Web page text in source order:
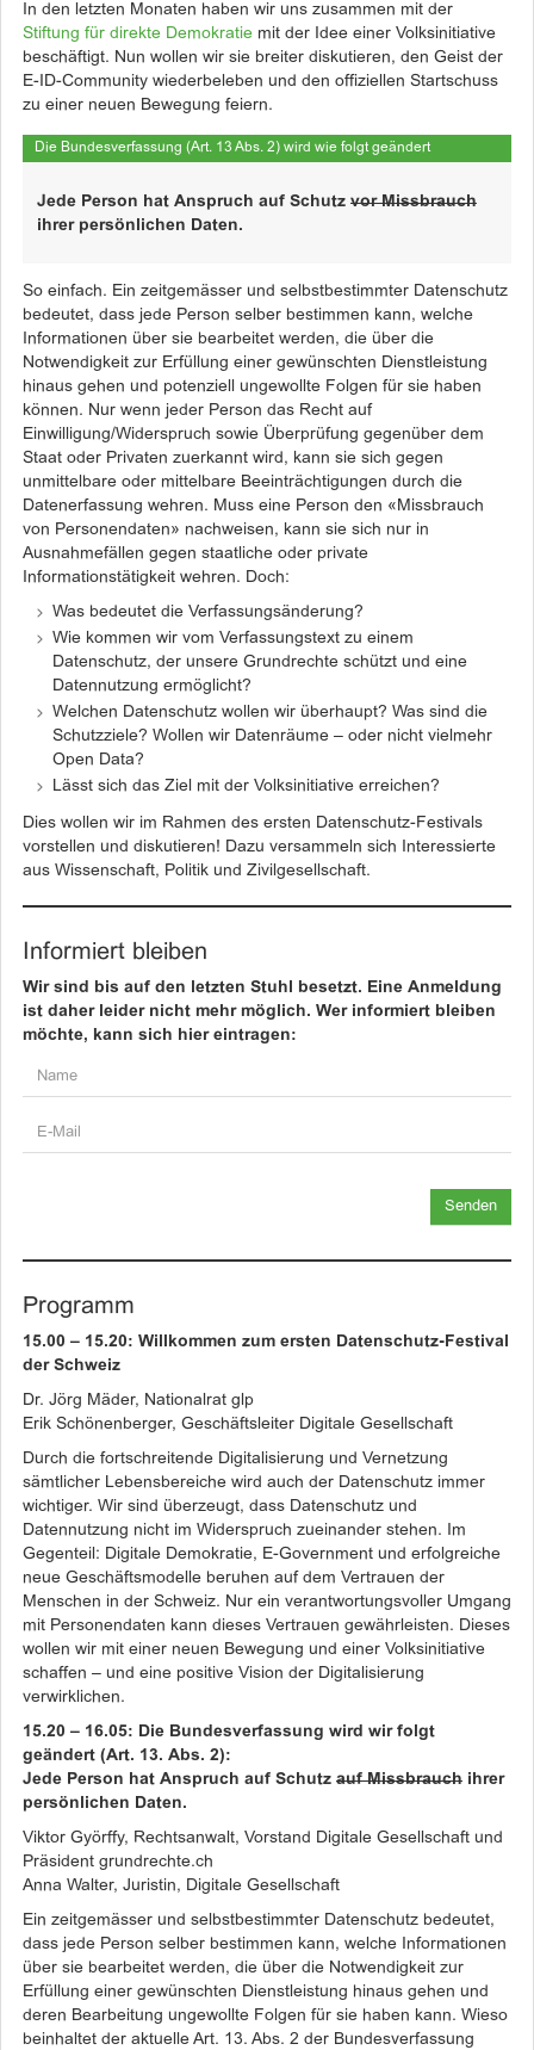
In den letzten Monaten haben wir uns zusammen mit der
Stiftung für direkte Demokratie mit der Idee einer Volksinitiative
beschäftigt. Nun wollen wir sie breiter diskutieren, den Geist der
E-ID-Community wiederbeleben und den offiziellen Startschuss
zu einer neuen Bewegung feiern.
Die Bundesverfassung (Art. 13 Abs. 2) wird wie folgt geändert
Jede Person hat Anspruch auf Schutz vor Missbrauch
ihrer persönlichen Daten.
So einfach. Ein zeitgemässer und selbstbestimmter Datenschutz
bedeutet, dass jede Person selber bestimmen kann, welche
Informationen über sie bearbeitet werden, die über die
Notwendigkeit zur Erfüllung einer gewünschten Dienstleistung
hinaus gehen und potenziell ungewollte Folgen für sie haben
können. Nur wenn jeder Person das Recht auf
Einwilligung/Widerspruch sowie Überprüfung gegenüber dem
Staat oder Privaten zuerkannt wird, kann sie sich gegen
unmittelbare oder mittelbare Beeinträchtigungen durch die
Datenerfassung wehren. Muss eine Person den «Missbrauch
von Personendaten» nachweisen, kann sie sich nur in
Ausnahmefällen gegen staatliche oder private
Informationstätigkeit wehren. Doch:
Was bedeutet die Verfassungsänderung?
Wie kommen wir vom Verfassungstext zu einem
Datenschutz, der unsere Grundrechte schützt und eine
Datennutzung ermöglicht?
Welchen Datenschutz wollen wir überhaupt? Was sind die
Schutzziele? Wollen wir Datenräume – oder nicht vielmehr
Open Data?
Lässt sich das Ziel mit der Volksinitiative erreichen?
Dies wollen wir im Rahmen des ersten Datenschutz-Festivals
vorstellen und diskutieren! Dazu versammeln sich Interessierte
aus Wissenschaft, Politik und Zivilgesellschaft.
Informiert bleiben
Wir sind bis auf den letzten Stuhl besetzt. Eine Anmeldung
ist daher leider nicht mehr möglich. Wer informiert bleiben
möchte, kann sich hier eintragen:
Programm
15.00 – 15.20: Willkommen zum ersten Datenschutz-Festival
der Schweiz
Dr. Jörg Mäder, Nationalrat glp
Erik Schönenberger, Geschäftsleiter Digitale Gesellschaft
Durch die fortschreitende Digitalisierung und Vernetzung
sämtlicher Lebensbereiche wird auch der Datenschutz immer
wichtiger. Wir sind überzeugt, dass Datenschutz und
Datennutzung nicht im Widerspruch zueinander stehen. Im
Gegenteil: Digitale Demokratie, E-Government und erfolgreiche
neue Geschäftsmodelle beruhen auf dem Vertrauen der
Menschen in der Schweiz. Nur ein verantwortungsvoller Umgang
mit Personendaten kann dieses Vertrauen gewährleisten. Dieses
wollen wir mit einer neuen Bewegung und einer Volksinitiative
schaffen – und eine positive Vision der Digitalisierung
verwirklichen.
15.20 – 16.05: Die Bundesverfassung wird wir folgt
geändert (Art. 13. Abs. 2):
Jede Person hat Anspruch auf Schutz auf Missbrauch ihrer
persönlichen Daten.
Viktor Györffy, Rechtsanwalt, Vorstand Digitale Gesellschaft und
Präsident grundrechte.ch
Anna Walter, Juristin, Digitale Gesellschaft
Ein zeitgemässer und selbstbestimmter Datenschutz bedeutet,
dass jede Person selber bestimmen kann, welche Informationen
über sie bearbeitet werden, die über die Notwendigkeit zur
Erfüllung einer gewünschten Dienstleistung hinaus gehen und
deren Bearbeitung ungewollte Folgen für sie haben kann. Wieso
beinhaltet der aktuelle Art. 13. Abs. 2 der Bundesverfassung